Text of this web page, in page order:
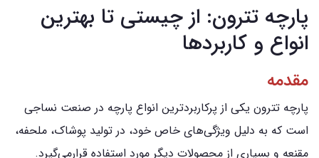
پارچه تترون: از چیستی تا بهترین
انواع و کاربردها
مقدمه
پارچه تترون یکی از پرکاربردترین انواع پارچه در صنعت نساجی
است که به دلیل ویژگی‌های خاص خود، در تولید پوشاک، ملحفه،
مقنعه و بسیاری از محصولات دیگر مورد استفاده قرارمی‌گیرد.